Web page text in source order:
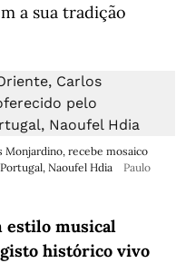
a sua tradição
Monjardino, recebe mosaico
Naoufel Hdia
Paulo
estilo musical
histórico vivo